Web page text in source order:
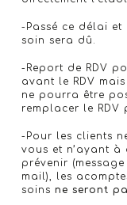
-Passé ce délai et
soin sera dû.
-Report de RDV
avant le RDV mais
ne pourra être
remplacer le RDV
-Pour les clients
vous et n’ayant à
prévenir
mail), les
soins ne seront